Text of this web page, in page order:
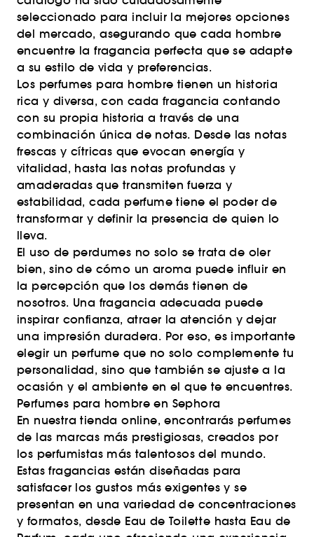
seleccionado para incluir la mejores opciones
del mercado, asegurando que cada hombre
encuentre la fragancia perfecta que se adapte
a su estilo de vida y preferencias.
Los perfumes para hombre tienen un historia
rica y diversa, con cada fragancia contando
con su propia historia a través de una
combinación única de notas. Desde las notas
frescas y cítricas que evocan energía y
vitalidad, hasta las notas profundas y
amaderadas que transmiten fuerza y
estabilidad, cada perfume tiene el poder de
transformar y definir la presencia de quien lo
lleva.
El uso de perdumes no solo se trata de oler
bien, sino de cómo un aroma puede influir en
la percepción que los demás tienen de
nosotros. Una fragancia adecuada puede
inspirar confianza, atraer la atención y dejar
una impresión duradera. Por eso, es importante
elegir un perfume que no solo complemente tu
personalidad, sino que también se ajuste a la
ocasión y el ambiente en el que te encuentres.
Perfumes para hombre en Sephora
En nuestra tienda online, encontrarás perfumes
de las marcas más prestigiosas, creados por
los perfumistas más talentosos del mundo.
Estas fragancias están diseñadas para
satisfacer los gustos más exigentes y se
presentan en una variedad de concentraciones
y formatos, desde Eau de Toilette hasta Eau de